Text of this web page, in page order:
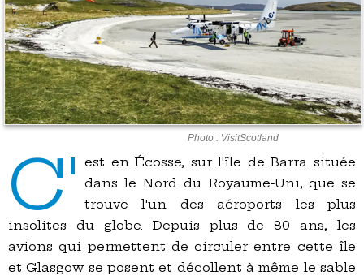
Photo : VisitScotland
C'
est en Écosse, sur l'île de Barra située
dans le Nord du Royaume-Uni, que se
trouve l'un des aéroports les plus
insolites du globe. Depuis plus de 80 ans, les
avions qui permettent de circuler entre cette île
et Glasgow se posent et décollent à même le sable